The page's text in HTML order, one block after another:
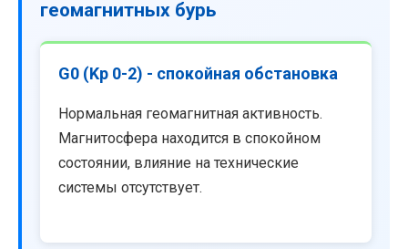
геомагнитных бурь
G0 (Kp 0-2) - спокойная обстановка
Нормальная геомагнитная активность.
Магнитосфера находится в спокойном
состоянии, влияние на технические
системы отсутствует.